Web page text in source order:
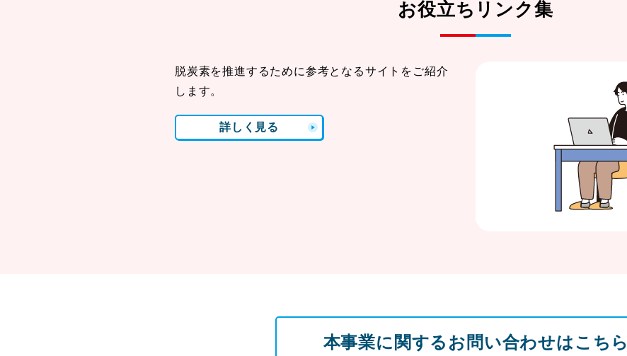
お役立ちリンク集
脱炭素を推進するために参考となるサイトをご紹介
します。
詳しく見る
本事業に関するお問い合わせはこちら